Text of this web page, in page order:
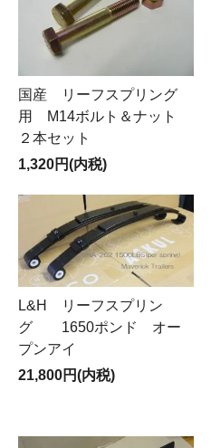
国産 リーフスプリング
用 M14ボルト＆ナット
２本セット
1,320円(内税)
L&H リーフスプリン
グ 1650ポンド オー
プンアイ
21,800円(内税)